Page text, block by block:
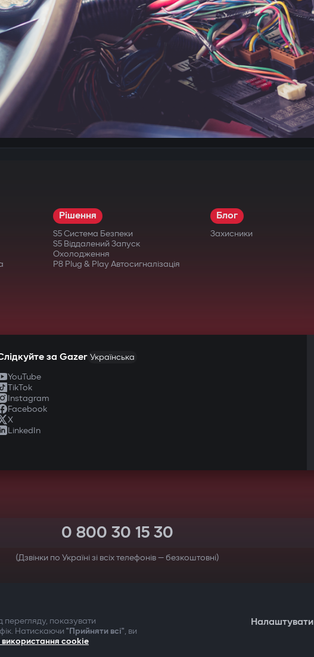
Рішення
S5 Система Безпеки
S5 Віддалений Запуск
Охолодження
P8 Plug & Play Автосигналізація
Блог
Захисники
за Gazer Українська
YouTube
TikTok
Instagram
Facebook
X
LinkedIn
0 800 30 15 30
(Дзвінки по Україні зі всіх телефонів — безкоштовні)
показувати
Натискаючи "Прийняти всі", ви
використання cookie
Налаштувати